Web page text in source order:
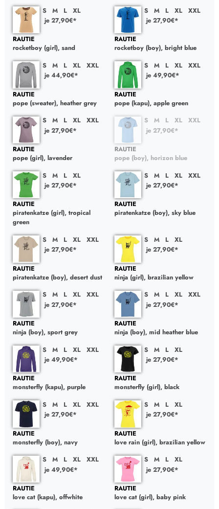
S M L
XL
je 27,90€*
RAUTIE
rocketboy (girl), sand
S M L XL
XXL
je 27,90€*
RAUTIE
rocketboy (boy), bright blue
S
M L XL
XXL
je 44,90€*
RAUTIE
pope (sweater), heather grey
S M L XL
XXL
je 49,90€*
RAUTIE
pope (kapu), apple green
S
M L XL
XXL
je 27,90€*
RAUTIE
pope (girl), lavender
S M L XL
XXL
je 27,90€*
RAUTIE
pope (boy), horizon blue
S
M L
XL
je 27,90€*
RAUTIE
piratenkatze (girl), tropical
green
S M L XL
XXL
je 27,90€*
RAUTIE
piratenkatze (boy), sky blue
S M L XL
XXL
je 27,90€*
RAUTIE
piratenkatze (boy), desert dust
S M L
XL
je 27,90€*
RAUTIE
ninja (girl), brazilian yellow
S
M L XL
XXL
je 27,90€*
RAUTIE
ninja (boy), sport grey
S M L XL
XXL
je 27,90€*
RAUTIE
ninja (boy), mid heather blue
S
M L XL
XXL
je 49,90€*
RAUTIE
monsterfly (kapu), purple
S M L
XL
je 27,90€*
RAUTIE
monsterfly (girl), black
S
M L XL
XXL
je 27,90€*
RAUTIE
monsterfly (boy), navy
S M L
XL
je 27,90€*
RAUTIE
love rain (girl), brazilian yellow
S
M L XL
XXL
je 49,90€*
RAUTIE
love cat (kapu), offwhite
S M L
XL
je 27,90€*
RAUTIE
love cat (girl), baby pink